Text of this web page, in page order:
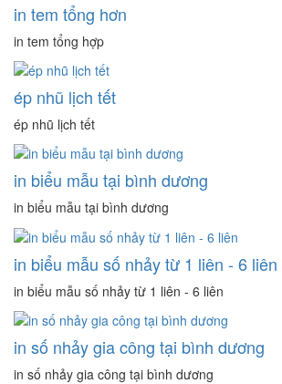
in tem tổng hơn
in tem tổng hợp
ép nhũ lịch tết
ép nhũ lịch tết
in biểu mẫu tại bình dương
in biểu mẫu tại bình dương
in biểu mẫu số nhảy từ 1 liên - 6 liên
in biểu mẫu số nhảy từ 1 liên - 6 liên
in số nhảy gia công tại bình dương
in số nhảy gia công tại bình dương